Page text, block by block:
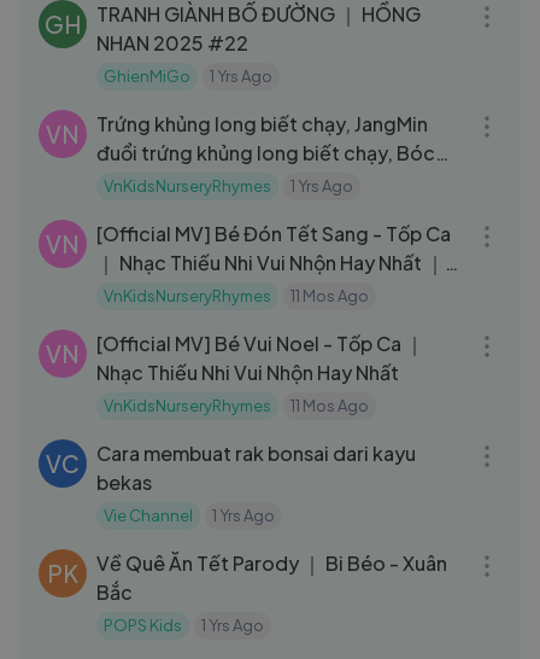
GH
TRANH GIÀNH BỐ ĐƯỜNG ｜ HỒNG
NHAN 2025 #22
GhienMiGo 1 Yrs Ago
VN
Trứng khủng long biết chạy, JangMin
đuổi trứng khủng long biết chạy, Bóc
trứng khủng long
VnKidsNurseryRhymes 1 Yrs Ago
VN
[Official MV] Bé Đón Tết Sang - Tốp Ca
｜ Nhạc Thiếu Nhi Vui Nhộn Hay Nhất ｜
Múa Thiếu Nhi
VnKidsNurseryRhymes 11 Mos Ago
VN
[Official MV] Bé Vui Noel - Tốp Ca ｜
Nhạc Thiếu Nhi Vui Nhộn Hay Nhất
VnKidsNurseryRhymes 11 Mos Ago
VC
Cara membuat rak bonsai dari kayu
bekas
Vie Channel 1 Yrs Ago
PK
Về Quê Ăn Tết Parody ｜ Bi Béo - Xuân
Bắc
POPS Kids 1 Yrs Ago